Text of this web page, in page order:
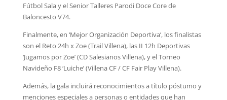
Fútbol Sala y el Senior Talleres Parodi Doce Core de
Baloncesto V74.
Finalmente, en ‘Mejor Organización Deportiva’, los finalistas
son el Reto 24h x Zoe (Trail Villena), las II 12h Deportivas
‘Jugamos por Zoe’ (CD Salesianos Villena), y el Torneo
Navideño F8 ‘Luiche’ (Villena CF / CF Fair Play Villena).
Además, la gala incluirá reconocimientos a título póstumo y
menciones especiales a personas o entidades que han